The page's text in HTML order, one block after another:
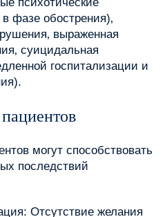
фазе обострения)‚
выраженная
суицидальная
госпитализации и
могут способствовать
последствий
Отсутствие желания